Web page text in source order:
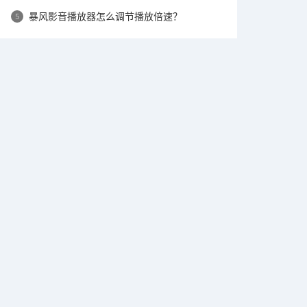
5 ​暴风影音播放器怎么调节播放倍速？